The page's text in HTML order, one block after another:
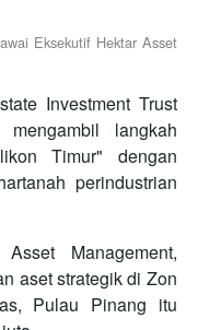
Eksekutif Hektar Asset
Investment Trust
langkah
Timur" dengan
perindustrian
Management,
aset strategik di Zon
Pulau Pinang itu